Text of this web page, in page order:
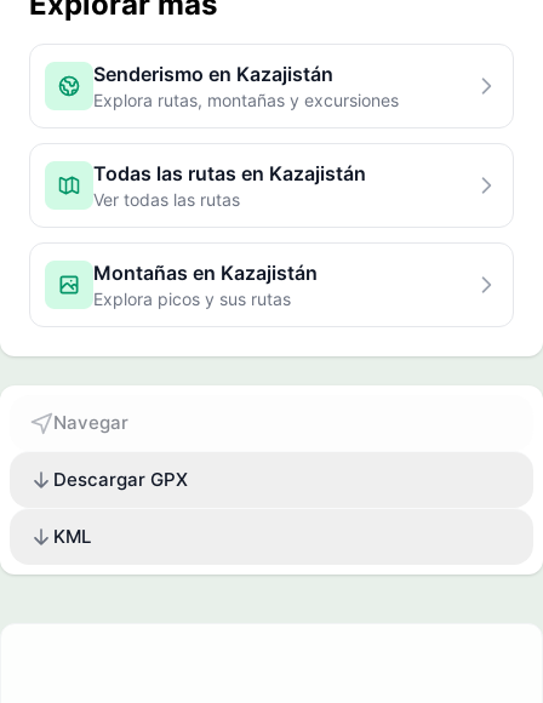
Senderismo en Kazajistán
Explora rutas, montañas y excursiones
Todas las rutas en Kazajistán
Ver todas las rutas
Montañas en Kazajistán
Explora picos y sus rutas
Navegar
Descargar GPX
KML